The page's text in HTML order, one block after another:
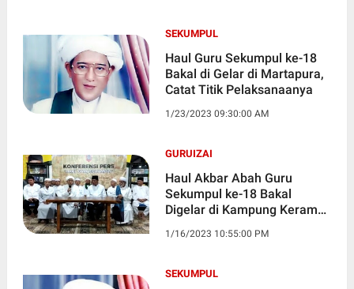
SEKUMPUL
Haul Guru Sekumpul ke-18
Bakal di Gelar di Martapura,
Catat Titik Pelaksanaanya
1/23/2023 09:30:00 AM
GURUIZAI
Haul Akbar Abah Guru
Sekumpul ke-18 Bakal
Digelar di Kampung Keramat
1/16/2023 10:55:00 PM
SEKUMPUL